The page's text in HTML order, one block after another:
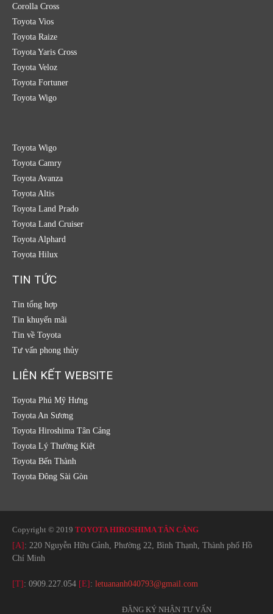
Corolla Cross
Toyota Vios
Toyota Raize
Toyota Yaris Cross
Toyota Veloz
Toyota Fortuner
Toyota Wigo
Toyota Wigo
Toyota Camry
Toyota Avanza
Toyota Altis
Toyota Land Prado
Toyota Land Cruiser
Toyota Alphard
Toyota Hilux
TIN TỨC
Tin tổng hợp
Tin khuyến mãi
Tin về Toyota
Tư vấn phong thủy
LIÊN KẾT WEBSITE
Toyota Phú Mỹ Hưng
Toyota An Sương
Toyota Hiroshima Tân Cảng
Toyota Lý Thường Kiệt
Toyota Bến Thành
Toyota Đông Sài Gòn
Copyright © 2019 TOYOTA HIROSHIMA TÂN CẢNG
[A]: 220 Nguyễn Hữu Cảnh, Phường 22, Bình Thạnh, Thành phố Hồ
Chí Minh
[T]: 0909.227.054 [E]: letuananh040793@gmail.com
ĐĂNG KÝ NHẬN TƯ VẤN